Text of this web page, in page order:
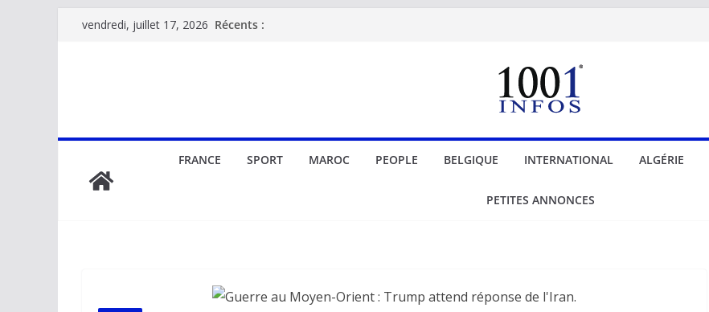
Passervendredi, juillet 17, 2026 Récents :
FRANCE SPORT MAROC PEOPLE BELGIQUE INTERNATIONAL ALGÉRIE
PETITES ANNONCES